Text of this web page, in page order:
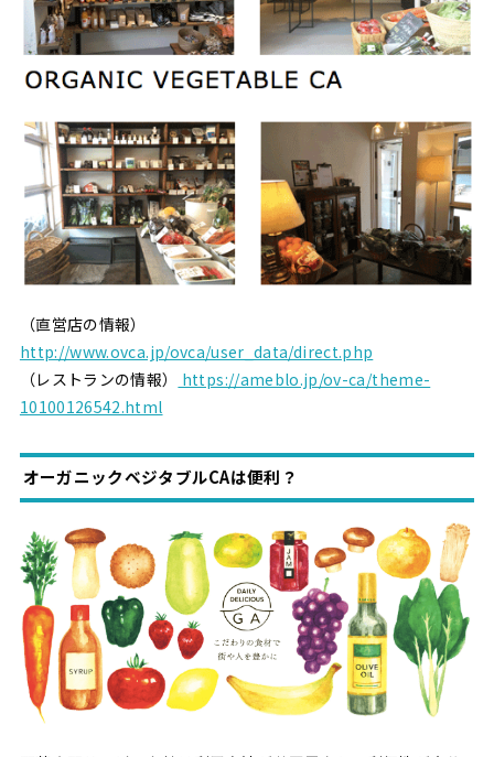
（直営店の情報）
http://www.ovca.jp/ovca/user_data/direct.php
（レストランの情報）
https://ameblo.jp/ov-ca/theme-
10100126542.html
オーガニックベジタブルCAは便利？